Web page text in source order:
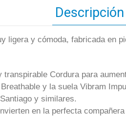
Descripción
ligera y cómoda, fabricada en
Cordura para
y la suela Vibram
y similares.
en la perfecta